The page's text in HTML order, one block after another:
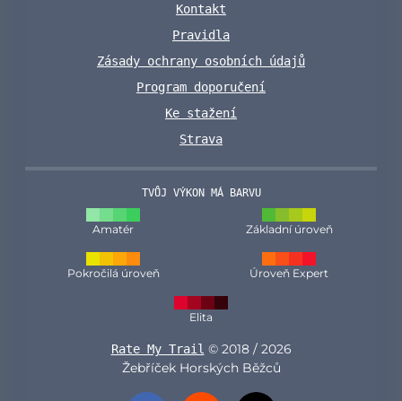
Kontakt
Pravidla
Zásady ochrany osobních údajů
Program doporučení
Ke stažení
Strava
TVŮJ VÝKON MÁ BARVU
Amatér Základní úroveň
Pokročilá úroveň Úroveň Expert
Elita
Rate My Trail © 2018 / 2026
Žebříček Horských Běžců